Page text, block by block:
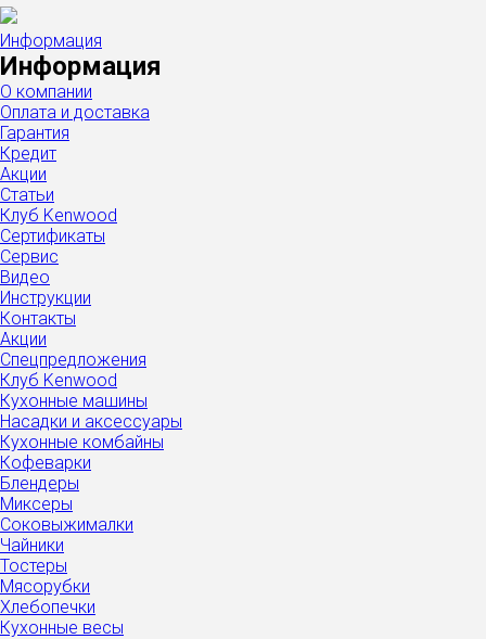
Информация
Информация
О компании
Оплата и доставка
Гарантия
Кредит
Акции
Статьи
Клуб Kenwood
Сертификаты
Сервис
Видео
Инструкции
Контакты
Акции
Спецпредложения
Клуб Kenwood
Кухонные машины
Насадки и аксессуары
Кухонные комбайны
Кофеварки
Блендеры
Миксеры
Соковыжималки
Чайники
Тостеры
Мясорубки
Хлебопечки
Кухонные весы